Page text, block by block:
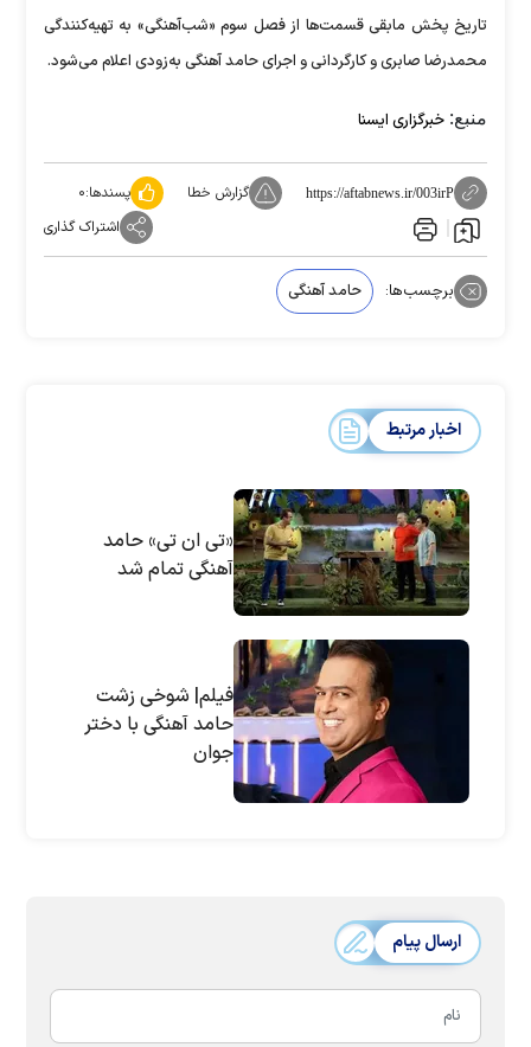
تاریخ پخش مابقی قسمت‌ها از فصل سوم «شب‌آهنگی» به تهیه‌کنندگی
محمدرضا صابری و کارگردانی و اجرای حامد آهنگی به‌زودی اعلام می‌شود.
منبع: خبرگزاری ایسنا
https://aftabnews.ir/003irP گزارش خطا پسندها:۰
اشتراک گذاری
برچسب‌ها: حامد آهنگی
اخبار مرتبط
«تی ان تی» حامد
آهنگی تمام شد
فیلم| شوخی زشت
حامد آهنگی با دختر
جوان
ارسال پیام